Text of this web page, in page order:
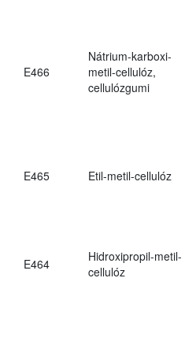
E466
Nátrium-karboxi-
metil-cellulóz,
cellulózgumi
E465 Etil-metil-cellulóz
E464
Hidroxipropil-metil-
cellulóz